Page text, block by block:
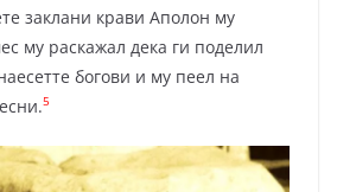
заклани крави Аполон му
му раскажал дека ги поделил
богови и му пеел на
5